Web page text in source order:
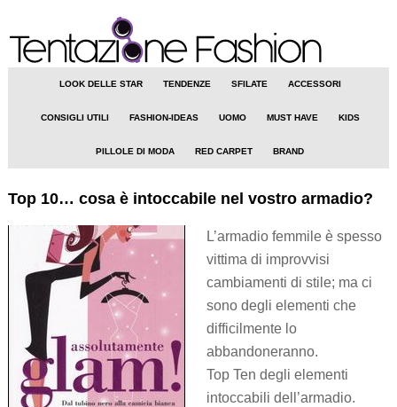
LOOK DELLE STAR TENDENZE SFILATE ACCESSORI
CONSIGLI UTILI FASHION-IDEAS UOMO MUST HAVE KIDS
PILLOLE DI MODA RED CARPET BRAND
Top 10… cosa è intoccabile nel vostro armadio?
L’armadio femmile è spesso
vittima di improvvisi
cambiamenti di stile; ma ci
sono degli elementi che
difficilmente lo
abbandoneranno.
Top Ten degli elementi
intoccabili dell’armadio.